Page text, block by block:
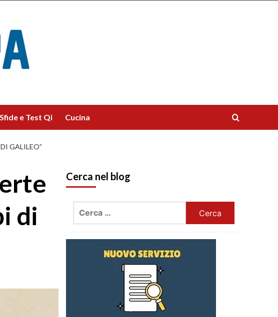
Sfide e Test Qi Cucina
GALILEO”
di
Cerca nel blog
Ricerca